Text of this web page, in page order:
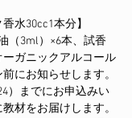
水30cc1本分】
（3ml）×6本、試香
ガニックアルコール
にお知らせします。
）までにお申込みい
材をお届けします。